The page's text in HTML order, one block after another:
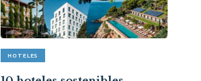
HOTELES